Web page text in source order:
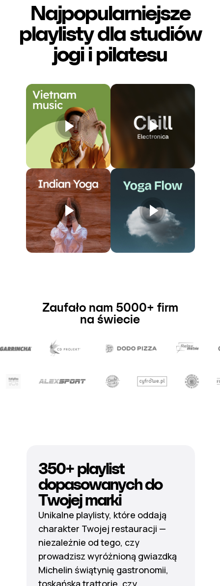
Najpopularniejsze
playlisty dla studiów
jogi i pilatesu
Zaufało nam 5000+ firm
na świecie
350+ playlist
dopasowanych do
Twojej marki
Unikalne playlisty, które oddają
charakter Twojej restauracji —
niezależnie od tego, czy
prowadzisz wyróżnioną gwiazdką
Michelin świątynię gastronomii,
toskańską trattorię, czy